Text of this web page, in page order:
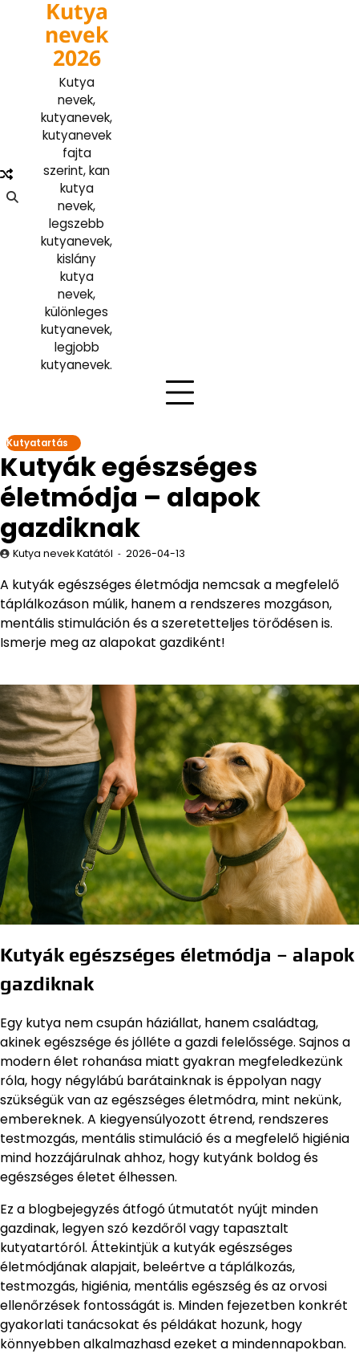
content
Kutya
nevek
2026
Kutya
nevek,
kutyanevek,
kutyanevek
fajta
szerint, kan
kutya
nevek,
legszebb
kutyanevek,
kislány
kutya
nevek,
különleges
kutyanevek,
legjobb
kutyanevek.
Kutyatartás
Kutyák egészséges
életmódja – alapok
gazdiknak
Kutya nevek Katától 2026-04-13
A kutyák egészséges életmódja nemcsak a megfelelő
táplálkozáson múlik, hanem a rendszeres mozgáson,
mentális stimuláción és a szeretetteljes törődésen is.
Ismerje meg az alapokat gazdiként!
Kutyák egészséges életmódja – alapok
gazdiknak
Egy kutya nem csupán háziállat, hanem családtag,
akinek egészsége és jólléte a gazdi felelőssége. Sajnos a
modern élet rohanása miatt gyakran megfeledkezünk
róla, hogy négylábú barátainknak is éppolyan nagy
szükségük van az egészséges életmódra, mint nekünk,
embereknek. A kiegyensúlyozott étrend, rendszeres
testmozgás, mentális stimuláció és a megfelelő higiénia
mind hozzájárulnak ahhoz, hogy kutyánk boldog és
egészséges életet élhessen.
Ez a blogbejegyzés átfogó útmutatót nyújt minden
gazdinak, legyen szó kezdőről vagy tapasztalt
kutyatartóról. Áttekintjük a kutyák egészséges
életmódjának alapjait, beleértve a táplálkozás,
testmozgás, higiénia, mentális egészség és az orvosi
ellenőrzések fontosságát is. Minden fejezetben konkrét
gyakorlati tanácsokat és példákat hozunk, hogy
könnyebben alkalmazhasd ezeket a mindennapokban.